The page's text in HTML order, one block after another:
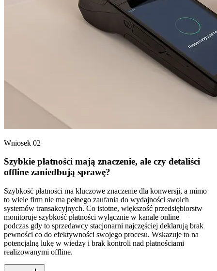
Wniosek 02
Szybkie płatności mają znaczenie, ale czy detaliści
offline zaniedbują sprawę?
Szybkość płatności ma kluczowe znaczenie dla konwersji, a mimo
to wiele firm nie ma pełnego zaufania do wydajności swoich
systemów transakcyjnych. Co istotne, większość przedsiębiorstw
monitoruje szybkość płatności wyłącznie w kanale online —
podczas gdy to sprzedawcy stacjonarni najczęściej deklarują brak
pewności co do efektywności swojego procesu. Wskazuje to na
potencjalną lukę w wiedzy i brak kontroli nad płatnościami
realizowanymi offline.